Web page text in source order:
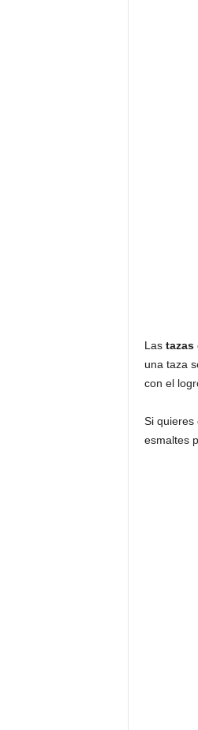
Las tazas
una taza
con el
Si quieres
esmaltes